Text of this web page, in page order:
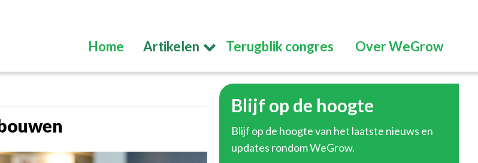
Home Artikelen Terugblik congres Over WeGrow
Blijf op de hoogte
Blijf op de hoogte van het laatste nieuws en
updates rondom WeGrow.